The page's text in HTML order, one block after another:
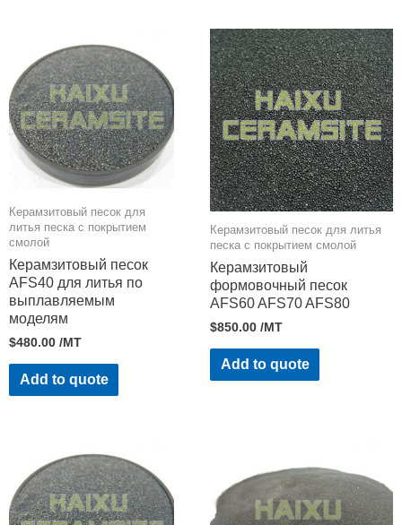
Керамзитовый песок для
литья песка с покрытием
смолой
Керамзитовый песок
AFS40 для литья по
выплавляемым
моделям
$480.00 /MT
Add to quote
Керамзитовый песок для литья
песка с покрытием смолой
Керамзитовый
формовочный песок
AFS60 AFS70 AFS80
$850.00 /MT
Add to quote